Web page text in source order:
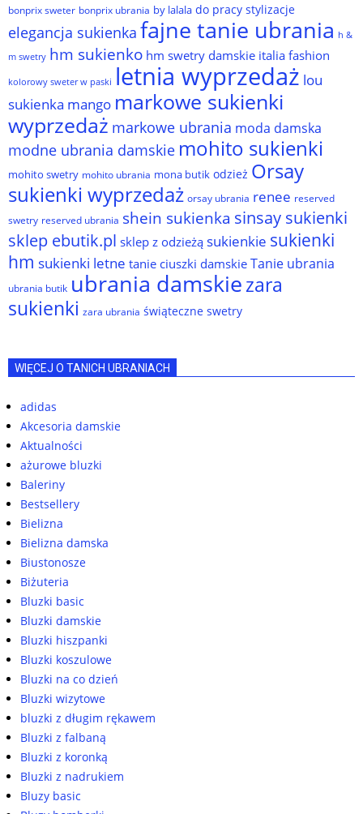
bonprix sweter bonprix ubrania by lalala do pracy stylizacje
elegancja sukienka fajne tanie ubrania h &
m swetry hm sukienko hm swetry damskie italia fashion
kolorowy sweter w paski letnia wyprzedaż lou
sukienka mango markowe sukienki
wyprzedaż markowe ubrania moda damska
modne ubrania damskie mohito sukienki
mohito swetry mohito ubrania mona butik odzież Orsay
sukienki wyprzedaż orsay ubrania renee reserved
swetry reserved ubrania shein sukienka sinsay sukienki
sklep ebutik.pl sklep z odzieżą sukienkie sukienki
hm sukienki letne tanie ciuszki damskie Tanie ubrania
ubrania butik ubrania damskiezara
sukienki zara ubrania świąteczne swetry
WIĘCEJ O TANICH UBRANIACH
adidas
Akcesoria damskie
Aktualności
ażurowe bluzki
Baleriny
Bestsellery
Bielizna
Bielizna damska
Biustonosze
Biżuteria
Bluzki basic
Bluzki damskie
Bluzki hiszpanki
Bluzki koszulowe
Bluzki na co dzień
Bluzki wizytowe
bluzki z długim rękawem
Bluzki z falbaną
Bluzki z koronką
Bluzki z nadrukiem
Bluzy basic